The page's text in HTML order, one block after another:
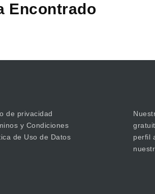
Encontrado
de privacidad
y Condiciones
de Uso de Datos
perfil